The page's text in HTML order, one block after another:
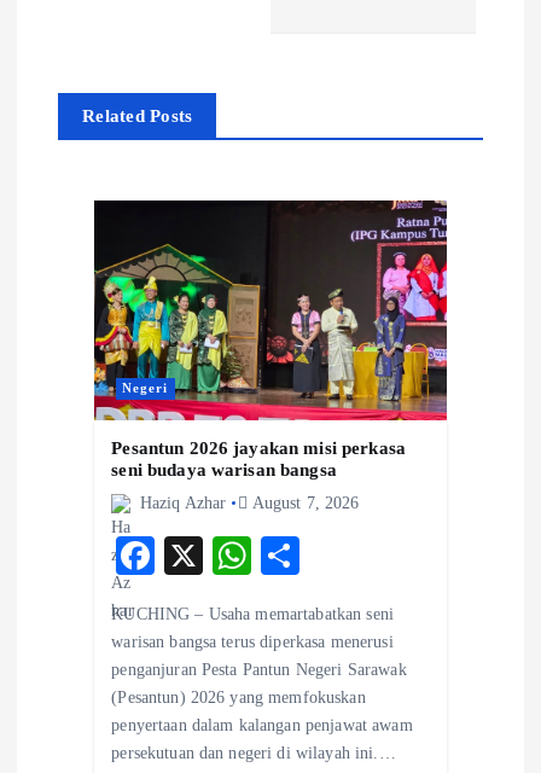
Related Posts
Negeri
Pesantun 2026 jayakan misi perkasa
seni budaya warisan bangsa
Haziq Azhar August 7, 2026
F
eb
o
o
k
X
W
ts
A
p
p
re
KUCHING – Usaha memartabatkan seni
warisan bangsa terus diperkasa menerusi
penganjuran Pesta Pantun Negeri Sarawak
(Pesantun) 2026 yang memfokuskan
penyertaan dalam kalangan penjawat awam
persekutuan dan negeri di wilayah ini.…